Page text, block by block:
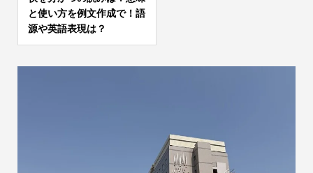
と使い方を例文作成で！語
源や英語表現は？